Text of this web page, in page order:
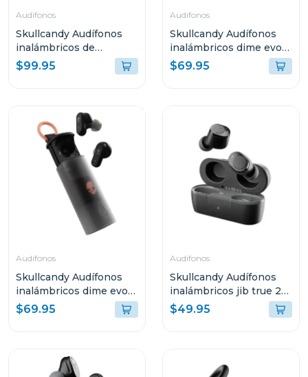
Audifonos
Skullcandy Audífonos
inalámbricos de
diadema icon anc bone
orange s5iow
$99.95
Audifonos
Skullcandy Audífonos
inalámbricos dime evo
blanco s951
$69.95
Audifonos
Skullcandy Audífonos
inalámbricos dime evo
negro s740
$69.95
Audifonos
Skullcandy Audífonos
inalámbricos jib true 2
negro p740
$49.95